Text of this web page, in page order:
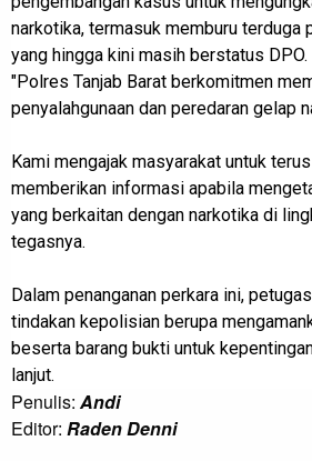
narkotika, termasuk memburu terduga
yang hingga kini masih berstatus DPO.
"Polres Tanjab Barat berkomitmen
penyalahgunaan dan peredaran gelap
Kami mengajak masyarakat untuk
memberikan informasi apabila
yang berkaitan dengan narkotika di
tegasnya.
Dalam penanganan perkara ini,
tindakan kepolisian berupa
beserta barang bukti untuk
lanjut.
Penulis: Andi
Editor: Raden Denni